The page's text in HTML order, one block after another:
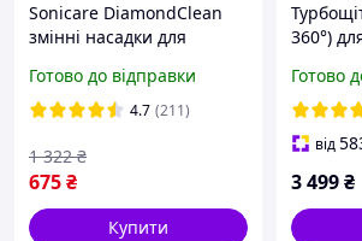
Sonicare DiamondClean
змінні насадки для
HX6064/65 технологія
BrushSync 4 шт.
Готово до відправки
4.7 (211)
675₴
1 322 ₴
Купити
360°)
Series
XC8149,
Готово
від
3 499₴